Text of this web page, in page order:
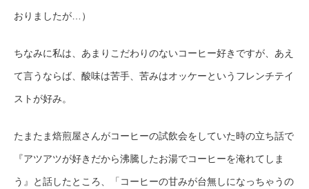
おりましたが…）
ちなみに私は、あまりこだわりのないコーヒー好きですが、あえ
て言うならば、酸味は苦手、苦みはオッケーというフレンチテイ
ストが好み。
たまたま焙煎屋さんがコーヒーの試飲会をしていた時の立ち話で
『アツアツが好きだから沸騰したお湯でコーヒーを淹れてしま
う』と話したところ、「コーヒーの甘みが台無しになっちゃうの